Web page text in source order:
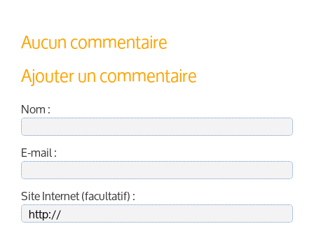
Aucun commentaire
Ajouter un commentaire
Nom :
E-mail :
Site Internet (facultatif) :